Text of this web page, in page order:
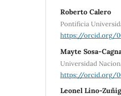
Roberto Calero
Pontificia
https://orcid.org/
Mayte Sosa-
Universidad
https://orcid.org/
Leonel Lino-